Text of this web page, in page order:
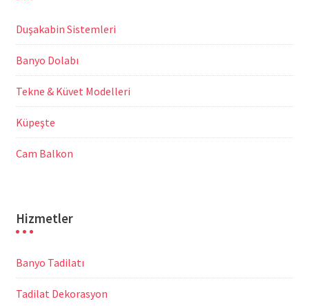
Duşakabin Sistemleri
Banyo Dolabı
Tekne & Küvet Modelleri
Küpeşte
Cam Balkon
Hizmetler
Banyo Tadilatı
Tadilat Dekorasyon